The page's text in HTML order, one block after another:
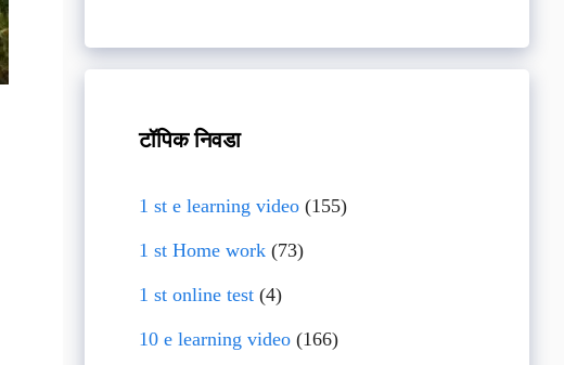
टॉपिक निवडा
1 st e learning video(155)
1 st Home work(73)
1 st online test(4)
10 e learning video(166)